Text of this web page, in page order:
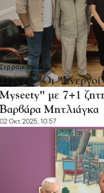
Σερραικά Νέα
Σέρρες - Οι
Myseety" με 7+1
Βαρβάρα Μητλιάγκα
02 Οκτ 2025, 10:57